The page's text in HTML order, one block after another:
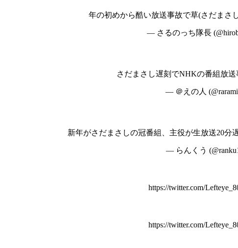
年の初めから酷い放送事故で草(さだまさ
— さるのっち隊長
さだまさし遅刻でNHKの番組放送
— ＠えの人
新年がさだまさしの冠番組、主役が生放送20
— らんくう
https://twitter.com/
https://twitter.com/